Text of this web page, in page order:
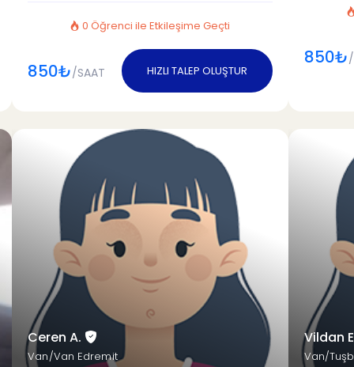
0 Öğrenci ile Etkileşime Geçti
850₺/SAAT HIZLI TALEP OLUŞTUR
850₺
Ceren A.
Van/Van Edremit
Vildan
Van/